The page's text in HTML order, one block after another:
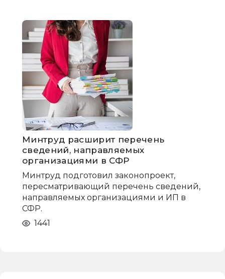
Минтруд расширит перечень
сведений, направляемых
организациями в СФР
Минтруд подготовил законопроект,
пересматривающий перечень сведений,
направляемых организациями и ИП в
СФР.
1441